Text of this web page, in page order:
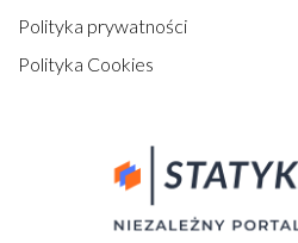
Polityka prywatności
Polityka Cookies